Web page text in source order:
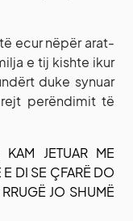
ecur nëpër arat-
e tij kishte ikur
duke synuar
perëndimit të
JETUAR ME
E DI SE ÇFARË DO
JO SHUMË